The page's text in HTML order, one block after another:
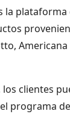
la
los clientes
programa